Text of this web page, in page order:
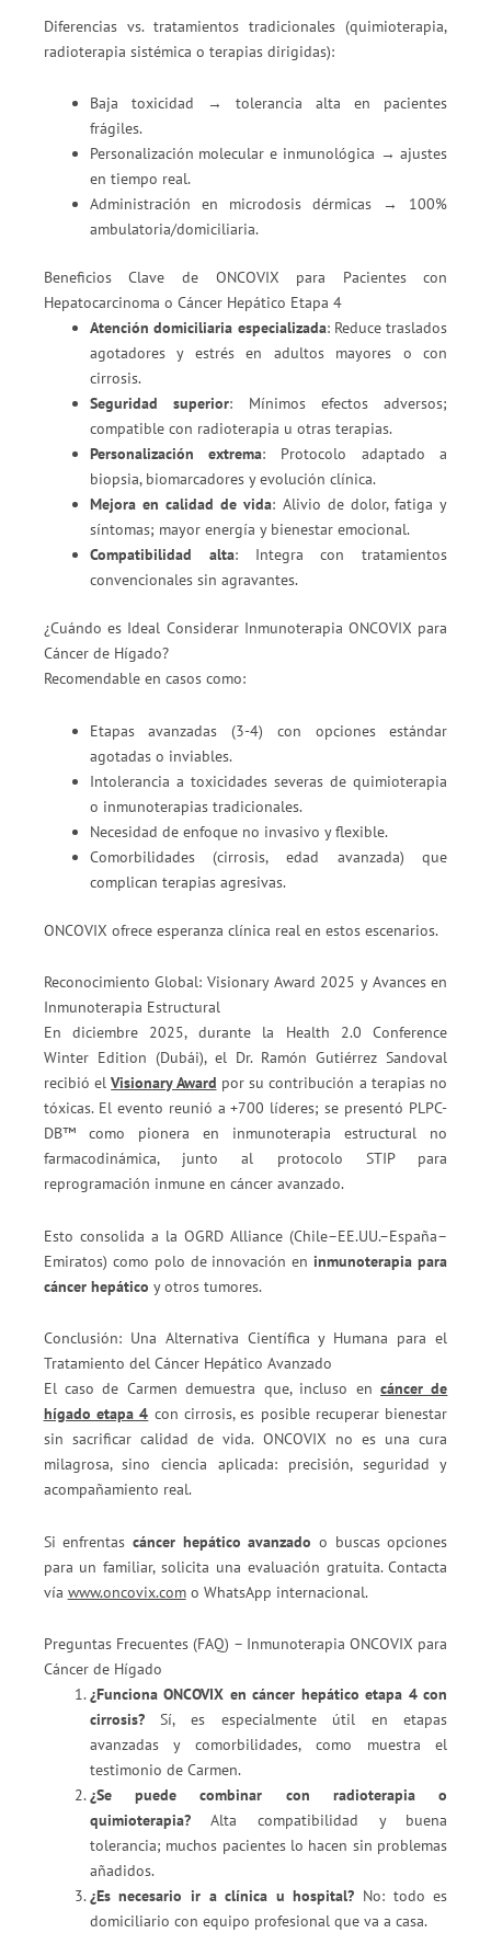
Diferencias vs. tratamientos tradicionales (quimioterapia,
radioterapia sistémica o terapias dirigidas):
Baja toxicidad → tolerancia alta en pacientes
frágiles.
Personalización molecular e inmunológica → ajustes
en tiempo real.
Administración en microdosis dérmicas → 100%
ambulatoria/domiciliaria.
Beneficios Clave de ONCOVIX para Pacientes con
Hepatocarcinoma o Cáncer Hepático Etapa 4
Atención domiciliaria especializada: Reduce traslados
agotadores y estrés en adultos mayores o con
cirrosis.
Seguridad superior: Mínimos efectos adversos;
compatible con radioterapia u otras terapias.
Personalización extrema: Protocolo adaptado a
biopsia, biomarcadores y evolución clínica.
Mejora en calidad de vida: Alivio de dolor, fatiga y
síntomas; mayor energía y bienestar emocional.
Compatibilidad alta: Integra con tratamientos
convencionales sin agravantes.
¿Cuándo es Ideal Considerar Inmunoterapia ONCOVIX para
Cáncer de Hígado?
Recomendable en casos como:
Etapas avanzadas (3-4) con opciones estándar
agotadas o inviables.
Intolerancia a toxicidades severas de quimioterapia
o inmunoterapias tradicionales.
Necesidad de enfoque no invasivo y flexible.
Comorbilidades (cirrosis, edad avanzada) que
complican terapias agresivas.
ONCOVIX ofrece esperanza clínica real en estos escenarios.
Reconocimiento Global: Visionary Award 2025 y Avances en
Inmunoterapia Estructural
En diciembre 2025, durante la Health 2.0 Conference
Winter Edition (Dubái), el Dr. Ramón Gutiérrez Sandoval
recibió elVisionary Award por su contribución a terapias no
tóxicas. El evento reunió a +700 líderes; se presentó PLPC-
DB™ como pionera en inmunoterapia estructural no
farmacodinámica, junto al protocolo STIP para
reprogramación inmune en cáncer avanzado.
Esto consolida a la OGRD Alliance (Chile–EE.UU.–España–
Emiratos) como polo de innovación eninmunoterapia para
cáncer hepático y otros tumores.
Conclusión: Una Alternativa Científica y Humana para el
Tratamiento del Cáncer Hepático Avanzado
El caso de Carmen demuestra que, incluso en cáncer de
hígado etapa 4 con cirrosis, es posible recuperar bienestar
sin sacrificar calidad de vida. ONCOVIX no es una cura
milagrosa, sino ciencia aplicada: precisión, seguridad y
acompañamiento real.
Si enfrentas cáncer hepático avanzado o buscas opciones
para un familiar, solicita una evaluación gratuita. Contacta
vía www.oncovix.como WhatsApp internacional.
Preguntas Frecuentes (FAQ) – Inmunoterapia ONCOVIX para
Cáncer de Hígado
¿Funciona ONCOVIX en cáncer hepático etapa 4 con
cirrosis?Sí, es especialmente útil en etapas
avanzadas y comorbilidades, como muestra el
testimonio de Carmen.
¿Se puede combinar con radioterapia o
quimioterapia?Alta compatibilidad y buena
tolerancia; muchos pacientes lo hacen sin problemas
añadidos.
¿Es necesario ir a clínica u hospital? No: todo es
domiciliario con equipo profesional que va a casa.